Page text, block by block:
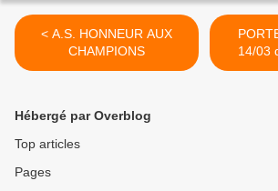
< A.S. HONNEUR AUX
CHAMPIONS
Hébergé par Overblog
Top articles
Pages